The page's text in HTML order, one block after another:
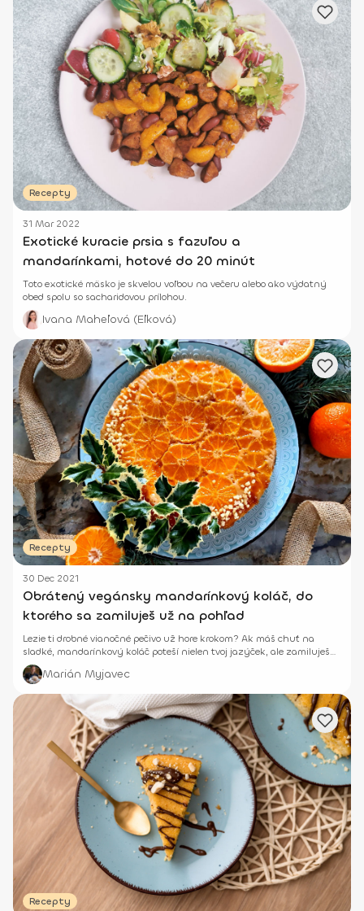
Recepty
31 Mar 2022
Exotické kuracie prsia s fazuľou a
mandarínkami, hotové do 20 minút
Toto exotické mäsko je skvelou voľbou na večeru alebo ako výdatný
obed spolu so sacharidovou prílohou.
Ivana Maheľová (Eľková)
Recepty
30 Dec 2021
Obrátený vegánsky mandarínkový koláč, do
ktorého sa zamiluješ už na pohľad
Lezie ti drobné vianočné pečivo už hore krokom? Ak máš chuť na
sladké, mandarínkový koláč poteší nielen tvoj jazýček, ale zamiluješ
sa do ňho už na pohľad.
Marián Myjavec
Recepty